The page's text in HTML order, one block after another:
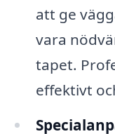
att ge
vara
tapet.
effektivt